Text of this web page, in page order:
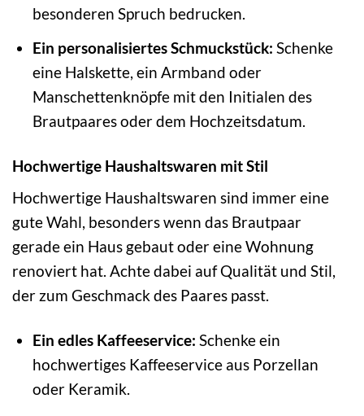
besonderen Spruch bedrucken.
Ein personalisiertes Schmuckstück: Schenke
eine Halskette, ein Armband oder
Manschettenknöpfe mit den Initialen des
Brautpaares oder dem Hochzeitsdatum.
Hochwertige Haushaltswaren mit Stil
Hochwertige Haushaltswaren sind immer eine
gute Wahl, besonders wenn das Brautpaar
gerade ein Haus gebaut oder eine Wohnung
renoviert hat. Achte dabei auf Qualität und Stil,
der zum Geschmack des Paares passt.
Ein edles Kaffeeservice: Schenke ein
hochwertiges Kaffeeservice aus Porzellan
oder Keramik.